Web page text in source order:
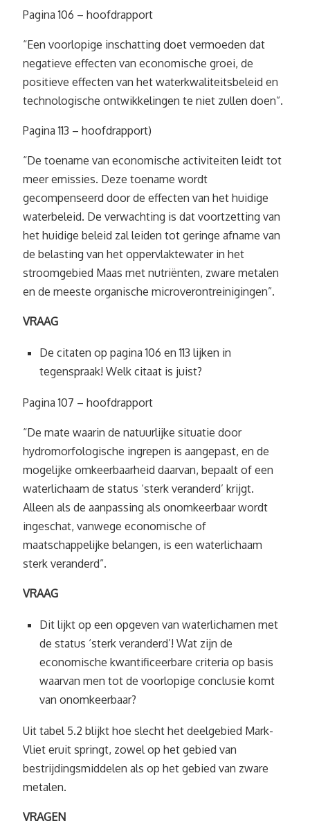
Pagina 106 – hoofdrapport
“Een voorlopige inschatting doet vermoeden dat
negatieve effecten van economische groei, de
positieve effecten van het waterkwaliteitsbeleid en
technologische ontwikkelingen te niet zullen doen”.
Pagina 113 – hoofdrapport)
“De toename van economische activiteiten leidt tot
meer emissies. Deze toename wordt
gecompenseerd door de effecten van het huidige
waterbeleid. De verwachting is dat voortzetting van
het huidige beleid zal leiden tot geringe afname van
de belasting van het oppervlaktewater in het
stroomgebied Maas met nutriënten, zware metalen
en de meeste organische microverontreinigingen”.
VRAAG
De citaten op pagina 106 en 113 lijken in
tegenspraak! Welk citaat is juist?
Pagina 107 – hoofdrapport
“De mate waarin de natuurlijke situatie door
hydromorfologische ingrepen is aangepast, en de
mogelijke omkeerbaarheid daarvan, bepaalt of een
waterlichaam de status ‘sterk veranderd’ krijgt.
Alleen als de aanpassing als onomkeerbaar wordt
ingeschat, vanwege economische of
maatschappelijke belangen, is een waterlichaam
sterk veranderd”.
VRAAG
Dit lijkt op een opgeven van waterlichamen met
de status ‘sterk veranderd’! Wat zijn de
economische kwantificeerbare criteria op basis
waarvan men tot de voorlopige conclusie komt
van onomkeerbaar?
Uit tabel 5.2 blijkt hoe slecht het deelgebied Mark-
Vliet eruit springt, zowel op het gebied van
bestrijdingsmiddelen als op het gebied van zware
metalen.
VRAGEN